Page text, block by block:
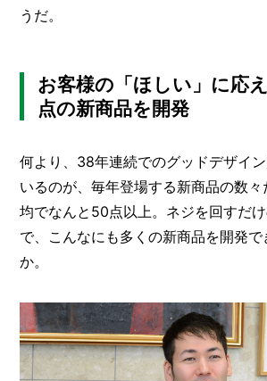
うだ。
お客様の「ほしい」に応
点の新商品を開発
何より、38年連続でのグッドデザイ
いるのが、毎年登場する新商品の数
均でなんと50点以上。ネジを回すだ
で、こんなにも多くの新商品を開発
か。